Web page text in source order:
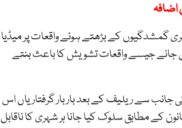
اضافہ
گمشدگیوں کے بڑھتے ہوئے واقعات پر میڈیا
جانے جیسے واقعات تشویش کا باعث بنتے
جانب سے ریلیف کے بعد بار بار گرفتاریاں اس
دیتی ہیں۔ آئین کے آرٹیکل 4 کے تحت قانون کے مطابق سلوک کیا جانا ہر شہری کا ناقابل